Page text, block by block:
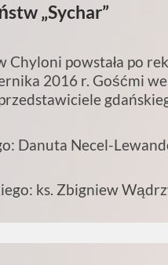
„Sychar”
Chyloni powstała po
2016 r. Gośćmi
Danuta Necel-
ks. Zbigniew